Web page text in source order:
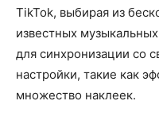
TikTok, выбирая из
известных музыкальных
для синхронизации со
настройки, такие как
множество наклеек.